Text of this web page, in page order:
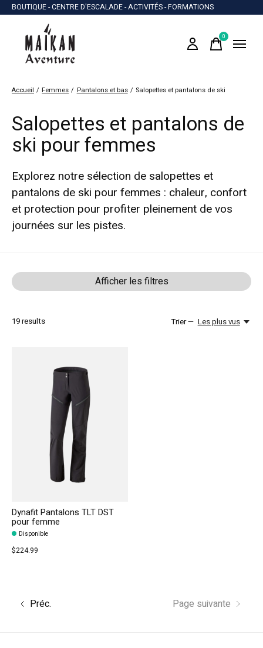
BOUTIQUE - CENTRE D'ESCALADE - ACTIVITÉS - FORMATIONS
0items
Accueil / Femmes / Pantalons et bas / Salopettes et pantalons de ski
Salopettes et pantalons de
ski pour femmes
Explorez notre sélection de salopettes et
pantalons de ski pour femmes : chaleur, confort
et protection pour profiter pleinement de vos
journées sur les pistes.
Afficher les filtres
19results Trier — Les plus vus
Dynafit Pantalons TLT DST
pour femme
Disponible
$224.99
Préc. Page suivante